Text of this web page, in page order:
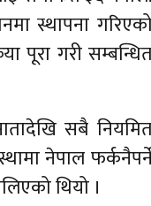
स्थापना
पूरा गरी
सबै
नेपाल
थियो ।